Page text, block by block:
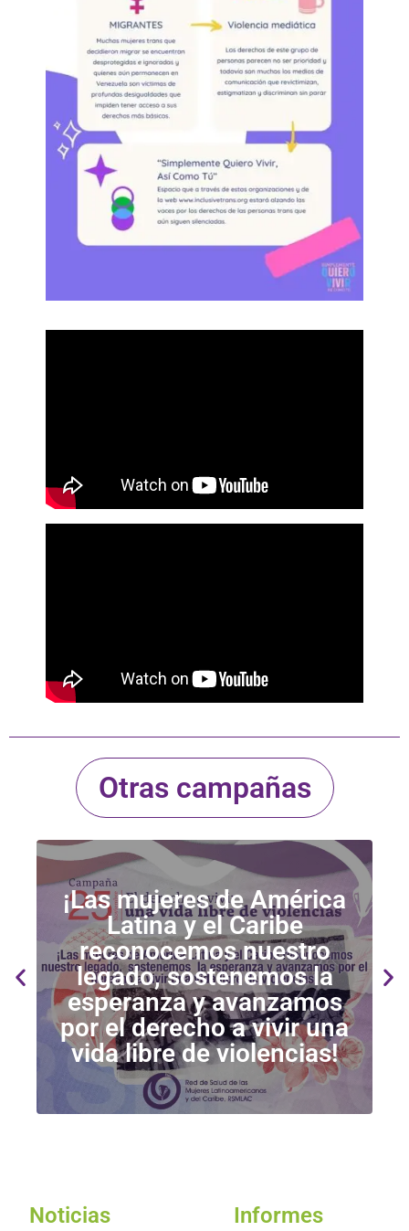
Otras campañas
¡Las mujeres de América
Latina y el Caribe
reconocemos nuestro
legado, sostenemos la
esperanza y avanzamos
por el derecho a vivir una
vida libre de violencias!
Noticias Informes